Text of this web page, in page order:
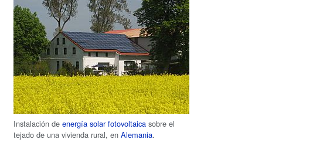
Instalación deenergía solar fotovoltaica sobre el
tejado de una vivienda rural, enAlemania.